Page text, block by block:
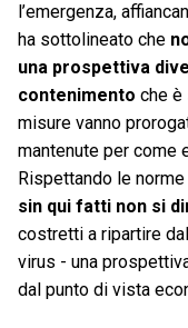
l’emergenza,
ha sottolineato che
una prospettiva
contenimento che è
misure vanno
mantenute per come
Rispettando le
sin qui fatti non si
costretti a ripartire
virus - una
dal punto di vista